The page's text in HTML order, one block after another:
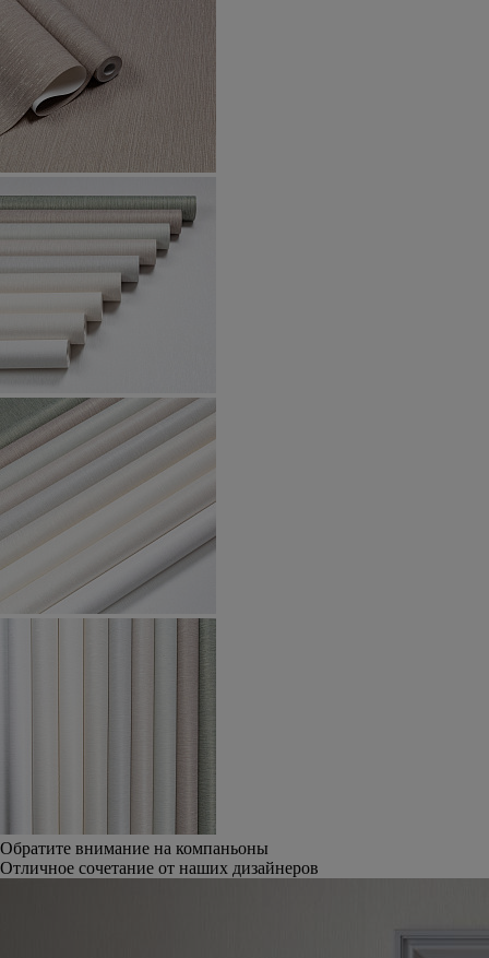
Обратите внимание на компаньоны
Отличное сочетание от наших дизайнеров